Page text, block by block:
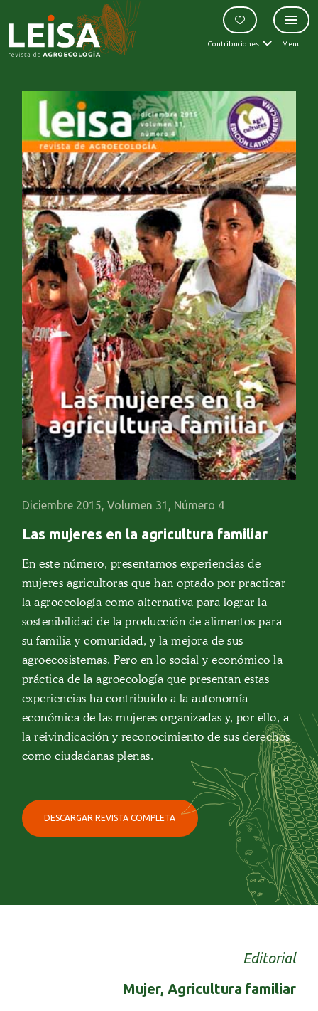
Contribuciones Menu
Diciembre 2015, Volumen 31, Número 4
Las mujeres en la agricultura familiar
En este número, presentamos experiencias de
mujeres agricultoras que han optado por practicar
la agroecología como alternativa para lograr la
sostenibilidad de la producción de alimentos para
su familia y comunidad, y la mejora de sus
agroecosistemas. Pero en lo social y económico la
práctica de la agroecología que presentan estas
experiencias ha contribuido a la autonomía
económica de las mujeres organizadas y, por ello, a
la reivindicación y reconocimiento de sus derechos
como ciudadanas plenas.
DESCARGAR REVISTA COMPLETA
Editorial
Mujer, Agricultura familiar